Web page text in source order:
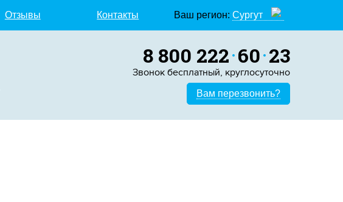
Отзывы Контакты Ваш регион: Сургут
8 800 222 60 23
Звонок бесплатный, круглосуточно
Вам перезвонить?